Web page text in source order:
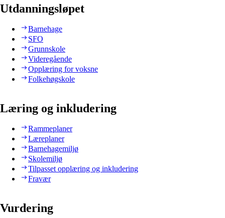
Utdanningsløpet
Barnehage
SFO
Grunnskole
Videregående
Opplæring for voksne
Folkehøgskole
Læring og inkludering
Rammeplaner
Læreplaner
Barnehagemiljø
Skolemiljø
Tilpasset opplæring og inkludering
Fravær
Vurdering